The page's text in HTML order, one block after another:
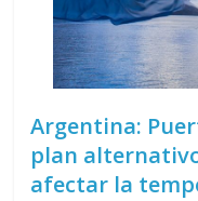
Argentina:
plan
afectar la